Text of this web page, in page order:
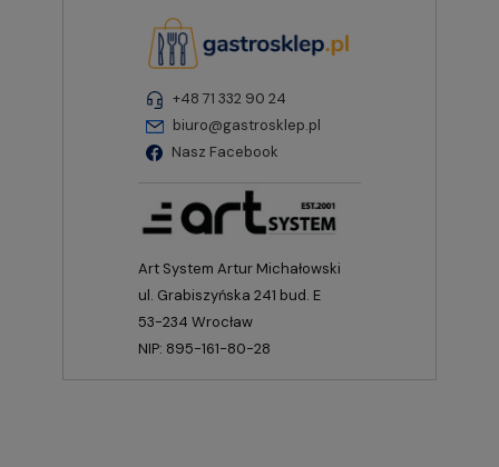
+48 71 332 90 24
biuro@gastrosklep.pl
Nasz Facebook
Art System Artur Michałowski
ul. Grabiszyńska 241 bud. E
53-234 Wrocław
NIP: 895-161-80-28